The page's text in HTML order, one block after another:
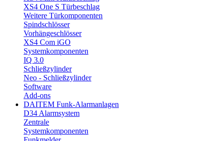
XS4 One S Türbeschlag
Weitere Türkomponenten
Spindschlösser
Vorhängeschlösser
XS4 Com iGO
Systemkomponenten
IQ 3.0
Schließzylinder
Neo - Schließzylinder
Software
Add-ons
DAITEM Funk-Alarmanlagen
D34 Alarmsystem
Zentrale
Systemkomponenten